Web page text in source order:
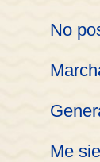
No
Me